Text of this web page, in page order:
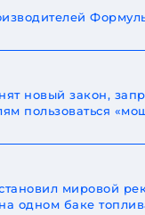
новый закон,
пользоваться
мировой
одном баке